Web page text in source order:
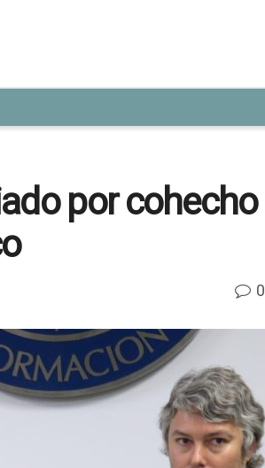
por cohecho
0